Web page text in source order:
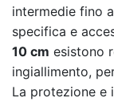
intermedie fino a
specifica e
10 cm esistono
ingiallimento,
La protezione e